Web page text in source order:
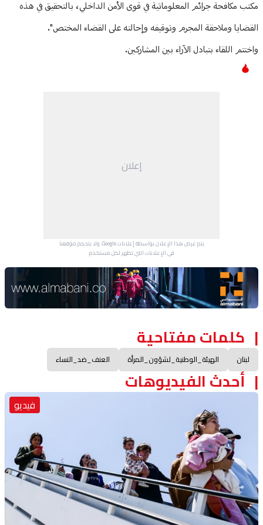
مكتب مكافحة جرائم المعلوماتية في قوى الأمن الداخلي، بالتحقيق في هذه
القضايا وملاحقة المجرم وتوقيفه وإحالته على القضاء المختص".
واختتم اللقاء بتبادل الآراء بين المشاركين.
إعلان
يتم عرض هذا الإعلان بواسطة إعلانات Google، ولا يتحكم موقعنا
في الإعلانات التي تظهر لكل مستخدم.
Advertisement Section
كلمات مفتاحية
لبنان الهيئة_الوطنية_لشؤون_المرأة العنف_ضد_النساء
أحدث الفيديوهات
فيديو